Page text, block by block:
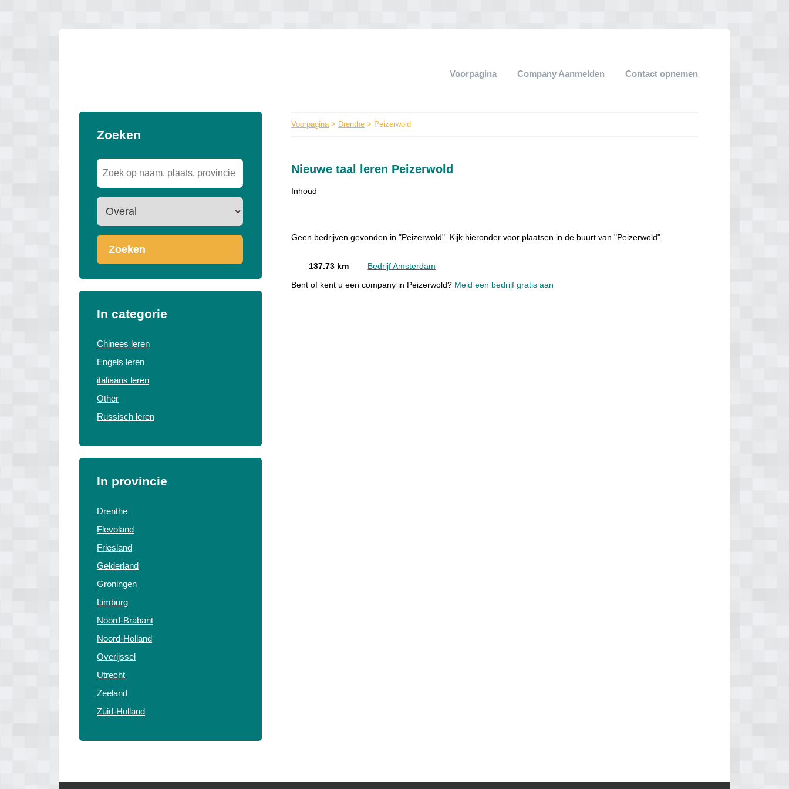
Voorpagina Company Aanmelden Contact opnemen
Zoeken
Zoeken
In categorie
Chinees leren
Engels leren
italiaans leren
Other
Russisch leren
In provincie
Drenthe
Flevoland
Friesland
Gelderland
Groningen
Limburg
Noord-Brabant
Noord-Holland
Overijssel
Utrecht
Zeeland
Zuid-Holland
Voorpagina> Drenthe > Peizerwold
Nieuwe taal leren Peizerwold
Inhoud
Geen bedrijven gevonden in "Peizerwold". Kijk hieronder voor plaatsen in de buurt van "Peizerwold".
137.73 km Bedrijf Amsterdam
Bent of kent u een company in Peizerwold? Meld een bedrijf gratis aan